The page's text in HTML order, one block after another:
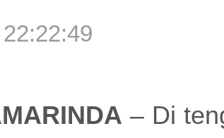
– Di